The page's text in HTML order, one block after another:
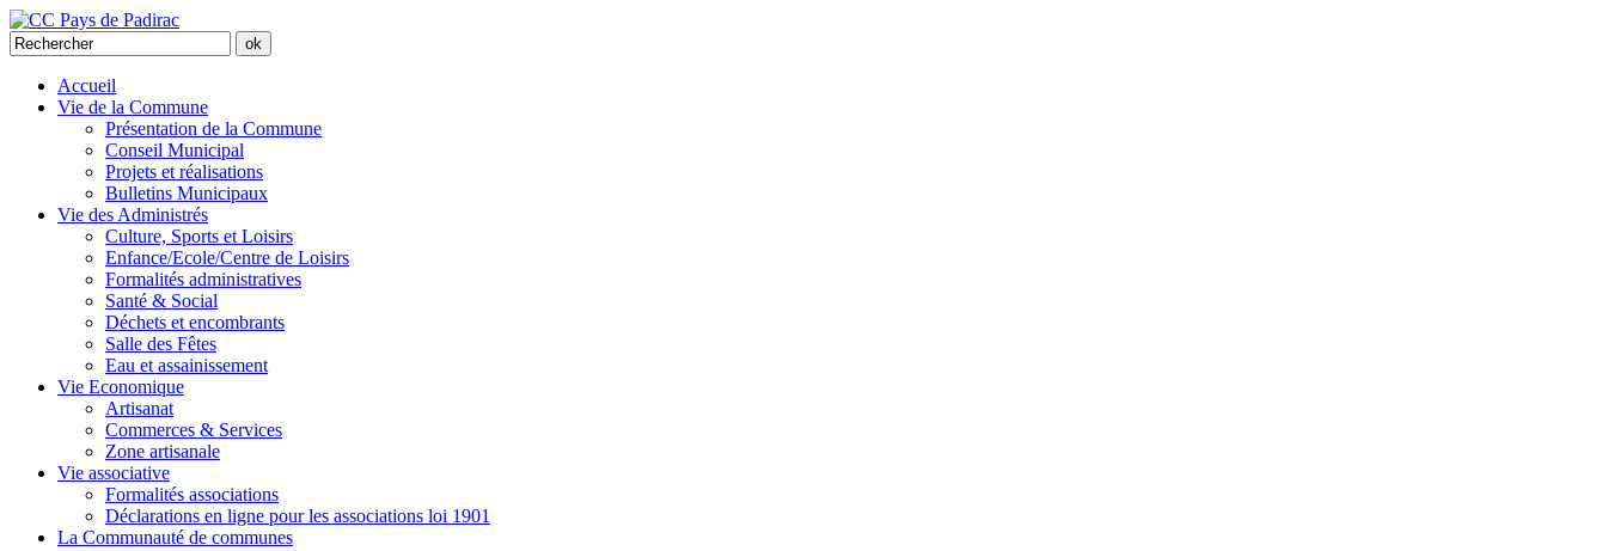
Accueil
Vie de la Commune
Présentation de la Commune
Conseil Municipal
Projets et réalisations
Bulletins Municipaux
Vie des Administrés
Culture, Sports et Loisirs
Enfance/Ecole/Centre de Loisirs
Formalités administratives
Santé & Social
Déchets et encombrants
Salle des Fêtes
Eau et assainissement
Vie Economique
Artisanat
Commerces & Services
Zone artisanale
Vie associative
Formalités associations
Déclarations en ligne pour les associations loi 1901
La Communauté de communes